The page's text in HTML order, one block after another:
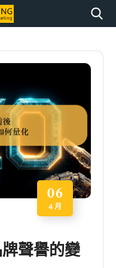
06
4 月
聲譽的變